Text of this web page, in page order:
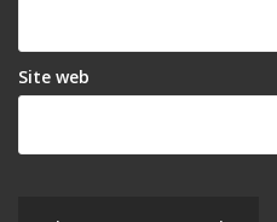
Site web